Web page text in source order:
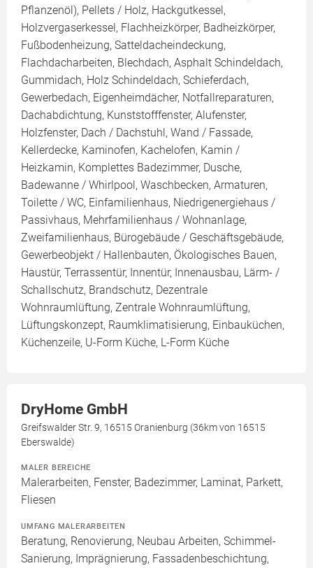
Pflanzenöl), Pellets / Holz, Hackgutkessel,
Holzvergaserkessel, Flachheizkörper, Badheizkörper,
Fußbodenheizung, Satteldacheindeckung,
Flachdacharbeiten, Blechdach, Asphalt Schindeldach,
Gummidach, Holz Schindeldach, Schieferdach,
Gewerbedach, Eigenheimdächer, Notfallreparaturen,
Dachabdichtung, Kunststofffenster, Alufenster,
Holzfenster, Dach / Dachstuhl, Wand / Fassade,
Kellerdecke, Kaminofen, Kachelofen, Kamin /
Heizkamin, Komplettes Badezimmer, Dusche,
Badewanne / Whirlpool, Waschbecken, Armaturen,
Toilette / WC, Einfamilienhaus, Niedrigenergiehaus /
Passivhaus, Mehrfamilienhaus / Wohnanlage,
Zweifamilienhaus, Bürogebäude / Geschäftsgebäude,
Gewerbeobjekt / Hallenbauten, Ökologisches Bauen,
Haustür, Terrassentür, Innentür, Innenausbau, Lärm- /
Schallschutz, Brandschutz, Dezentrale
Wohnraumlüftung, Zentrale Wohnraumlüftung,
Lüftungskonzept, Raumklimatisierung, Einbauküchen,
Küchenzeile, U-Form Küche, L-Form Küche
DryHome GmbH
Greifswalder Str. 9, 16515 Oranienburg (36km von 16515
Eberswalde)
MALER BEREICHE
Malerarbeiten, Fenster, Badezimmer, Laminat, Parkett,
Fliesen
UMFANG MALERARBEITEN
Beratung, Renovierung, Neubau Arbeiten, Schimmel-
Sanierung, Imprägnierung, Fassadenbeschichtung,